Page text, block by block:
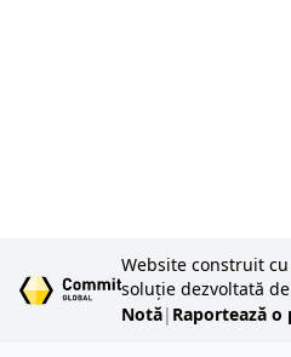
Website construit cu
soluție dezvoltată
Notă| Raportează